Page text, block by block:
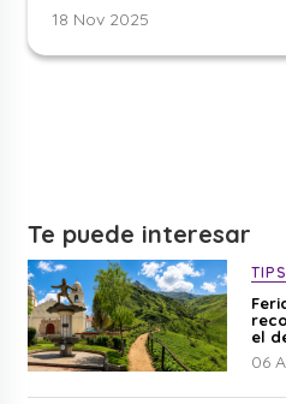
18 Nov 2025
Te puede interesar
el
06